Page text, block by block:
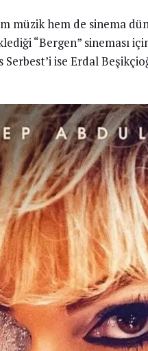
müzik hem de sinema
“Bergen” sineması
ise Erdal